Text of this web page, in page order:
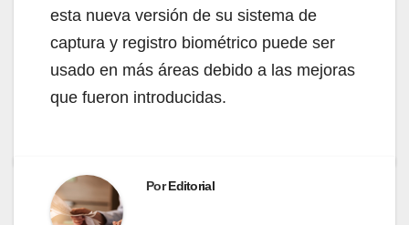
esta nueva versión de su sistema de
captura y registro biométrico puede ser
usado en más áreas debido a las mejoras
que fueron introducidas.
PorEditorial